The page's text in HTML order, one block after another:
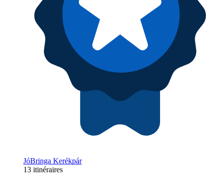
JóBringa Kerékpár
13 itinéraires